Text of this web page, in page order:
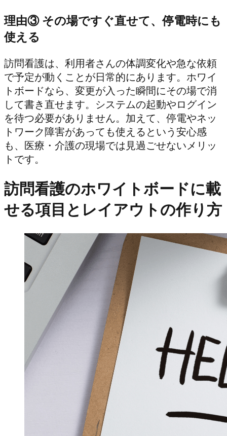
理由③ その場ですぐ直せて、停電時にも
使える
訪問看護は、利用者さんの体調変化や急な依頼
で予定が動くことが日常的にあります。ホワイ
トボードなら、変更が入った瞬間にその場で消
して書き直せます。システムの起動やログイン
を待つ必要がありません。加えて、停電やネッ
トワーク障害があっても使えるという安心感
も、医療・介護の現場では見過ごせないメリッ
トです。
訪問看護のホワイトボードに載
せる項目とレイアウトの作り方